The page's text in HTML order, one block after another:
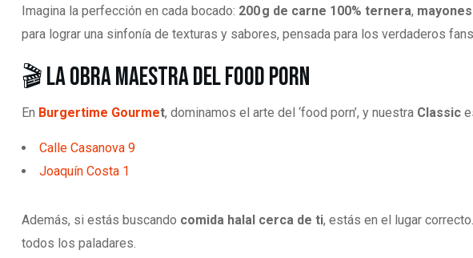
Imagina la perfección en cada bocado: 200 g de carne 100% ternera,
para lograr una sinfonía de texturas y sabores, pensada para los verdaderos
🎬 La obra maestra del food porn
En Burgertime Gourmet, dominamos el arte del ‘food porn’, y nuestra Classic
Calle Casanova 9
Joaquín Costa 1
Además, si estás buscando comida halal cerca de ti, estás en el lugar
todos los paladares.